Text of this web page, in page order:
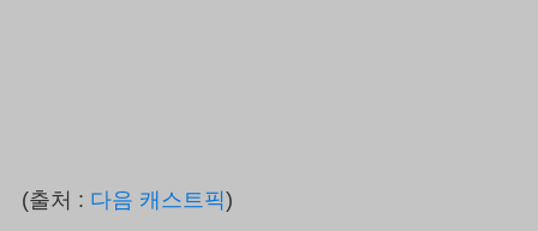
(출처 : 다음 캐스트픽)